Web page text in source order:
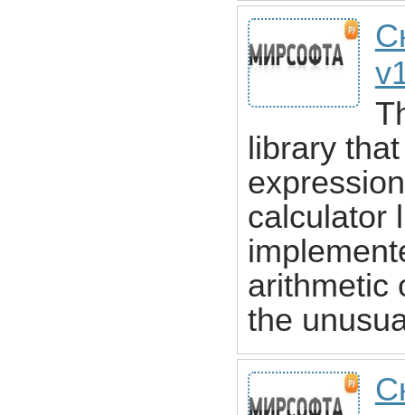
library
calculator
arithmetic
the